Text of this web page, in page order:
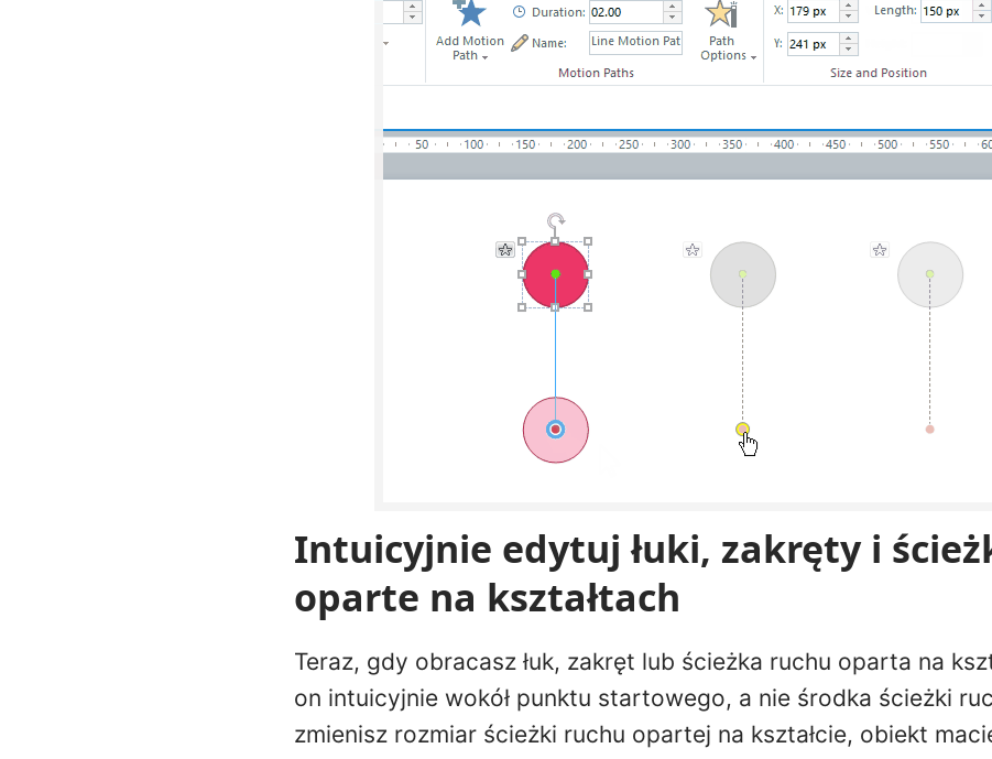
Intuicyjnie edytuj łuki, zakręty i
oparte na kształtach
Teraz, gdy obracasz łuk, zakręt lub ścieżka ruchu oparta na
on intuicyjnie wokół punktu startowego, a nie środka ścieżki
zmienisz rozmiar ścieżki ruchu opartej na kształcie, obiekt